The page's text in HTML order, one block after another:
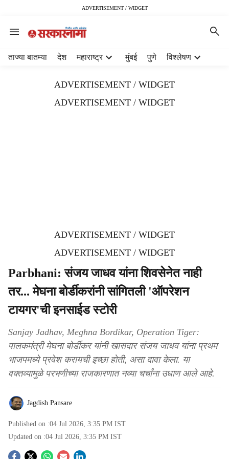
ADVERTISEMENT / WIDGET
ताज्या बातम्या देश महाराष्ट्र मुंबई पुणे विश्लेषण
ADVERTISEMENT / WIDGET
ADVERTISEMENT / WIDGET
ADVERTISEMENT / WIDGET
ADVERTISEMENT / WIDGET
Parbhani: संजय जाधव यांना शिवसेनेत नाही
तर... मेघना बोर्डीकरांनी सांगितली 'ऑपरेशन
टायगर'ची इनसाईड स्टोरी
Sanjay Jadhav, Meghna Bordikar, Operation Tiger:
पालकमंत्री मेघना बोर्डीकर यांनी खासदार संजय जाधव यांना प्रथम
भाजपमध्ये प्रवेश करायची इच्छा होती, असा दावा केला. या
वक्तव्यामुळे परभणीच्या राजकारणात नव्या चर्चांना उधाण आले आहे.
Jagdish Pansare
Published on :04 Jul 2026, 3:35 PM IST
Updated on :04 Jul 2026, 3:35 PM IST